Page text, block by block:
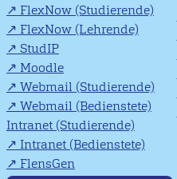
FlexNow (Studierende)
FlexNow (Lehrende)
StudIP
Moodle
Webmail (Studierende)
Webmail (Bedienstete)
Intranet (Studierende)
Intranet (Bedienstete)
FlensGen